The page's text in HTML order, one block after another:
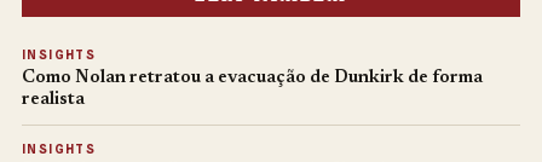
INSIGHTS
Como Nolan retratou a evacuação de Dunkirk de forma
realista
INSIGHTS